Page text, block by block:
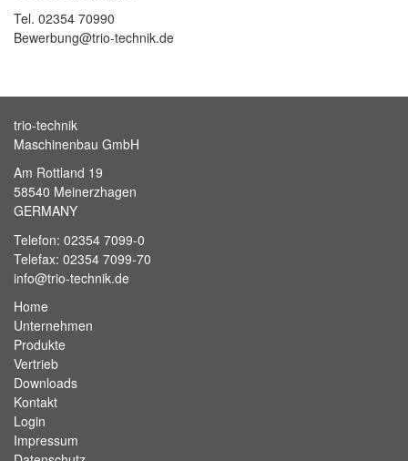
Tel. 02354 70990
Bewerbung@trio-technik.de
trio-technik
Maschinenbau GmbH
Am Rottland 19
58540 Meinerzhagen
GERMANY
Telefon: 02354 7099-0
Telefax: 02354 7099-70
info@trio-technik.de
Home
Unternehmen
Produkte
Vertrieb
Downloads
Kontakt
Login
Impressum